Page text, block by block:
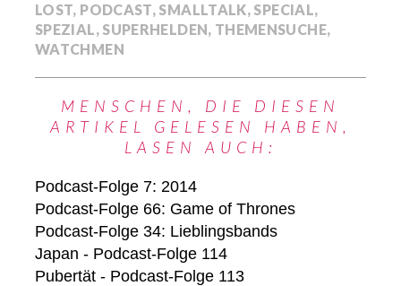
LOST, PODCAST, SMALLTALK, SPECIAL,
SPEZIAL, SUPERHELDEN, THEMENSUCHE,
WATCHMEN
MENSCHEN, DIE DIESEN
ARTIKEL GELESEN HABEN,
LASEN AUCH:
Podcast-Folge 7: 2014
Podcast-Folge 66: Game of Thrones
Podcast-Folge 34: Lieblingsbands
Japan - Podcast-Folge 114
Pubertät - Podcast-Folge 113